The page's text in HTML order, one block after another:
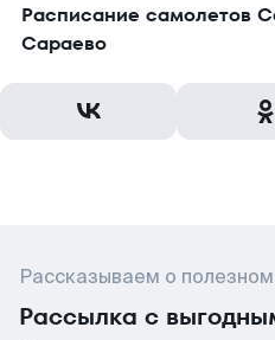
Расписание самолетов
Сараево
Рассказываем о
Рассылка с